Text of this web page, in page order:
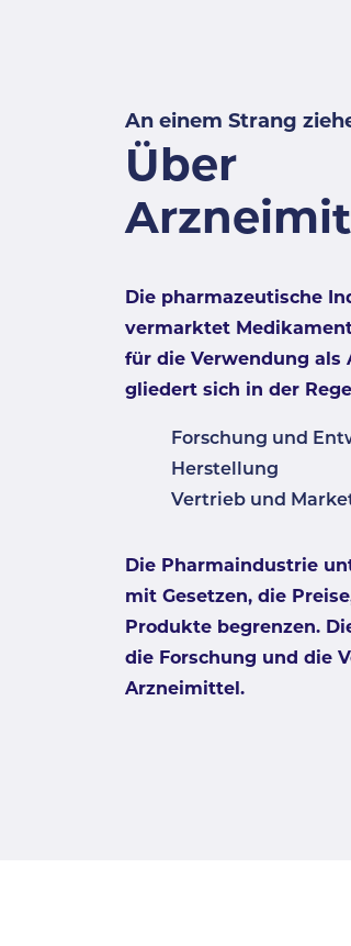
An einem Strang
Über
Die pharmazeutische
vermarktet
für die Verwendung als
gliedert sich in der
Forschung und
Herstellung
Vertrieb und
Die Pharmaindustrie
mit Gesetzen, die
Produkte begrenzen.
die Forschung und die
Arzneimittel.